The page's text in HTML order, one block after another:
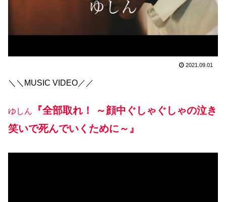
2021.09.01
＼＼MUSIC VIDEO／／
ゆしん
『全部取れ！ ～顔中ぐしゃぐしゃの泣き
笑いで死んでいくために～』